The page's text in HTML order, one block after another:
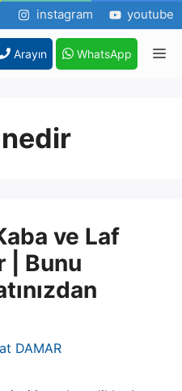
instagram youtube
Arayın WhatsApp
ve Laf
| Bunu
DAMAR